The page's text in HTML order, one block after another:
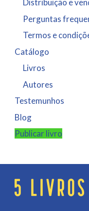
Distribuição e
Perguntas
Termos e
Catálogo
Livros
Autores
Testemunhos
Blog
Publicar livro